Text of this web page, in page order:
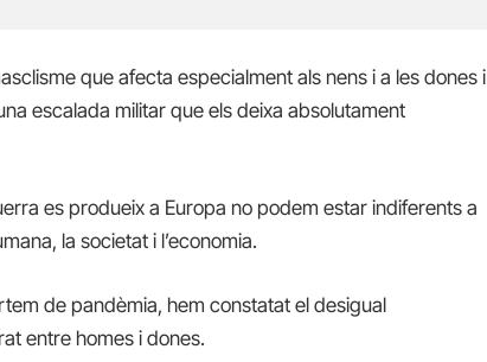
que afecta especialment als nens i a les dones i
escalada militar que els deixa absolutament
es produeix a Europa no podem estar indiferents a
la societat i l’economia.
de pandèmia, hem constatat el desigual
entre homes i dones.